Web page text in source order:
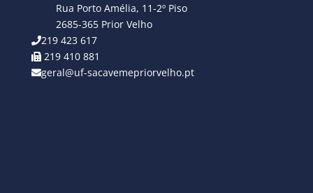
Rua Porto Amélia, 11-2º Piso
2685-365 Prior Velho
219 423 617
219 410 881
geral@uf-sacavemepriorvelho.pt